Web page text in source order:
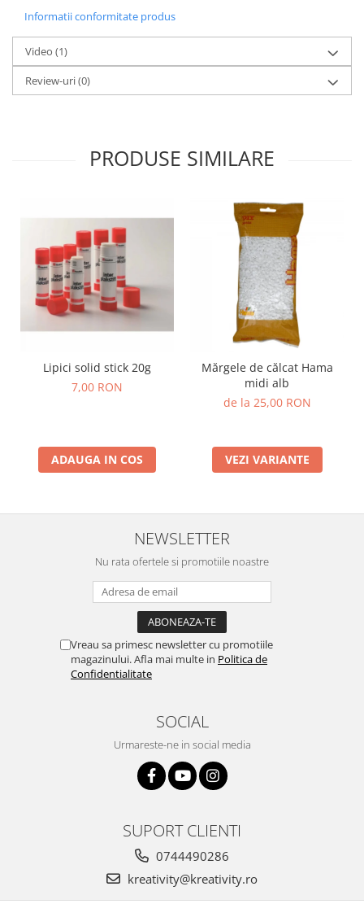
Mărgele de călcat HAMA
Hama Maxi Sticks
Margele HAMA MAXI
Mărgele HAMA MIDI
Mărgele HAMA MINI
Stimulare auditiva
Stimulare vizuala
Terapie de integrare senzorială
Informatii conformitate produs
Video (1)
Review-uri(0)
PRODUSE SIMILARE
Lipici solid stick 20g
7,00 RON
ADAUGA IN COS
Mărgele de călcat Hama
midi alb
de la 25,00 RON
VEZI VARIANTE
NEWSLETTER
Nu rata ofertele si promotiile noastre
Vreau sa primesc newsletter cu promotiile
magazinului. Afla mai multe in Politica de
Confidentialitate
SOCIAL
Urmareste-ne in social media
SUPORT CLIENTI
0744490286
kreativity@kreativity.ro